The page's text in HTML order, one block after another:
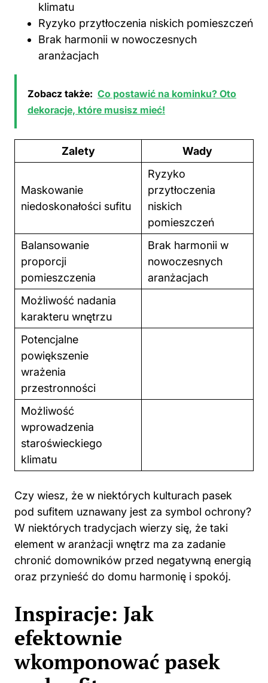
klimatu
Ryzyko przytłoczenia niskich pomieszczeń
Brak harmonii w nowoczesnych
aranżacjach
Zobacz także: Co postawić na kominku? Oto
dekoracje, które musisz mieć!
Zalety Wady
Maskowanie
niedoskonałości sufitu
Ryzyko
przytłoczenia
niskich
pomieszczeń
Balansowanie
proporcji
pomieszczenia
Brak harmonii w
nowoczesnych
aranżacjach
Możliwość nadania
karakteru wnętrzu
Potencjalne
powiększenie
wrażenia
przestronności
Możliwość
wprowadzenia
staroświeckiego
klimatu
Czy wiesz, że w niektórych kulturach pasek
pod sufitem uznawany jest za symbol ochrony?
W niektórych tradycjach wierzy się, że taki
element w aranżacji wnętrz ma za zadanie
chronić domowników przed negatywną energią
oraz przynieść do domu harmonię i spokój.
Inspiracje: Jak
efektownie
wkomponować pasek